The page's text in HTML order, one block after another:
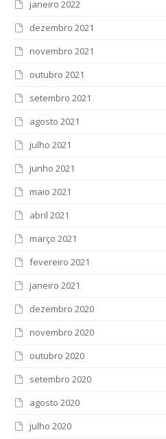
janeiro 2022
dezembro 2021
novembro 2021
outubro 2021
setembro 2021
agosto 2021
julho 2021
junho 2021
maio 2021
abril 2021
março 2021
fevereiro 2021
janeiro 2021
dezembro 2020
novembro 2020
outubro 2020
setembro 2020
agosto 2020
julho 2020